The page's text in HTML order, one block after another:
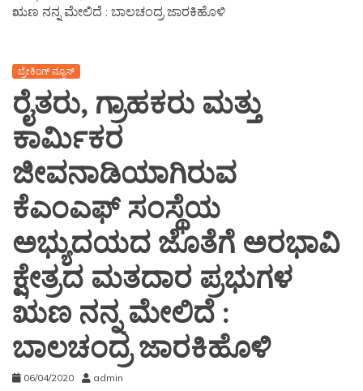
ಋಣ ನನ್ನ ಮೇಲಿದೆ : ಬಾಲಚಂದ್ರ ಜಾರಕಿಹೊಳಿ
ಬ್ರೇಕಿಂಗ್ ನ್ಯೂಸ್
ರೈತರು, ಗ್ರಾಹಕರು ಮತ್ತು
ಕಾರ್ಮಿಕರ
ಜೀವನಾಡಿಯಾಗಿರುವ
ಕೆಎಂಎಫ್ ಸಂಸ್ಥೆಯ
ಅಭ್ಯುದಯದ ಜೊತೆಗೆ ಅರಭಾವಿ
ಕ್ಷೇತ್ರದ ಮತದಾರ ಪ್ರಭುಗಳ
ಋಣ ನನ್ನ ಮೇಲಿದೆ :
ಬಾಲಚಂದ್ರ ಜಾರಕಿಹೊಳಿ
06/04/2020 admin